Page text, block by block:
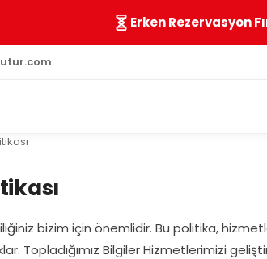
Erken Rezervasyon
bizim için önemlidir. Bu politika,
Topladığımız Bilgiler Hizmetlerimizi